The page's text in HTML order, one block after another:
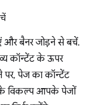
बैनर जोड़ने से बचें.
कॉन्टेंट के ऊपर
पेज का कॉन्टेंट
विकल्प आपके पेजों